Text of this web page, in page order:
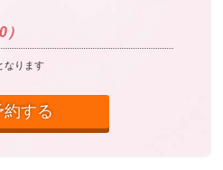
なります
約する